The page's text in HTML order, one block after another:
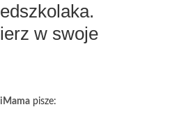
w swoje
pisze: